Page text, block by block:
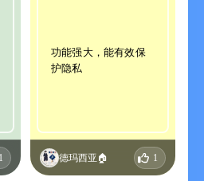
1
功能强大，能有效保
护隐私
德玛西亚🏠 1